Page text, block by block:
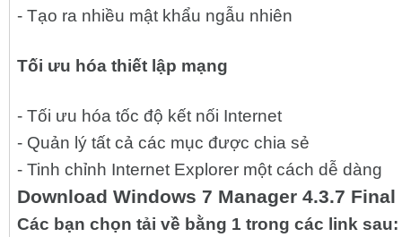
- Tạo ra nhiều mật khẩu ngẫu nhiên
Tối ưu hóa thiết lập mạng
- Tối ưu hóa tốc độ kết nối Internet
- Quản lý tất cả các mục được chia sẻ
- Tinh chỉnh Internet Explorer một cách dễ dàng
Download Windows 7 Manager 4.3.7 Final
Các bạn chọn tải về bằng 1 trong các link sau: